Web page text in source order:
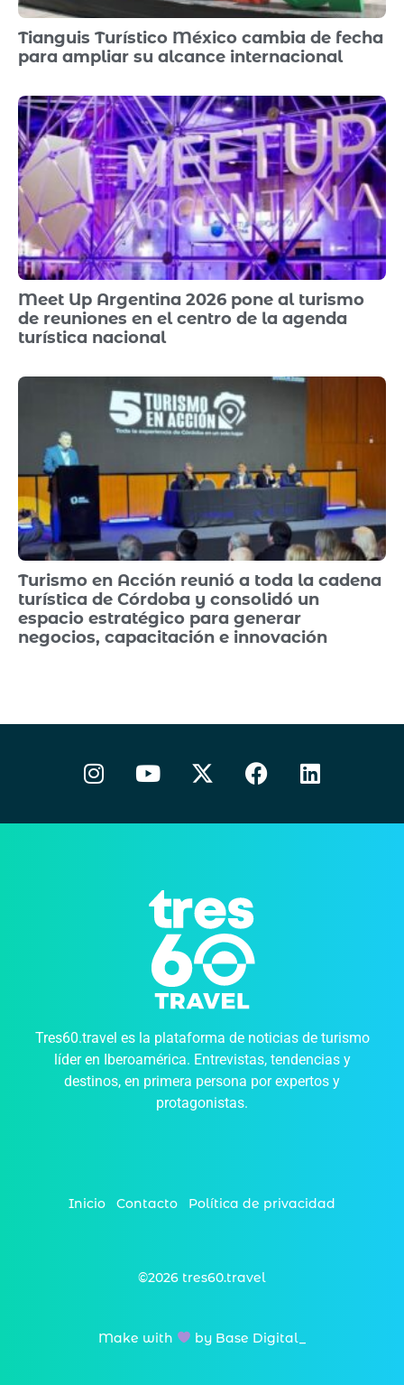
Tianguis Turístico México cambia de fecha
para ampliar su alcance internacional
Meet Up Argentina 2026 pone al turismo
de reuniones en el centro de la agenda
turística nacional
Turismo en Acción reunió a toda la cadena
turística de Córdoba y consolidó un
espacio estratégico para generar
negocios, capacitación e innovación
Tres60.travel es la plataforma de noticias de turismo
líder en Iberoamérica. Entrevistas, tendencias y
destinos, en primera persona por expertos y
protagonistas.
Inicio Contacto Política de privacidad
©2026 tres60.travel
Make with by Base Digital_